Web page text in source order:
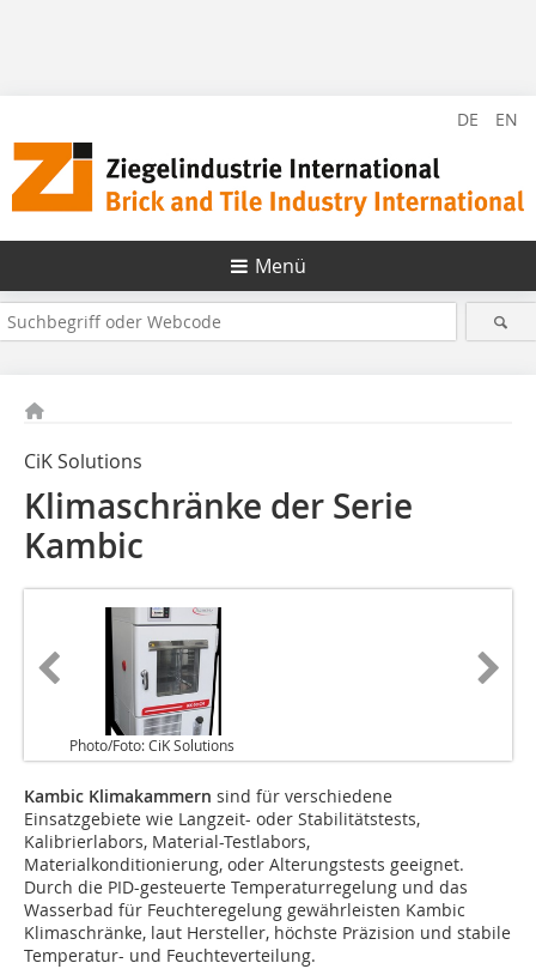
DE EN
Menü
CiK Solutions
Klimaschränke der Serie
Kambic
Photo/Foto: CiK Solutions
Kambic Klimakammern sind für verschiedene
Einsatzgebiete wie Langzeit- oder Stabilitätstests,
Kalibrierlabors, Material-Testlabors,
Materialkonditionierung, oder Alterungstests geeignet.
Durch die PID-gesteuerte Temperaturregelung und das
Wasserbad für Feuchteregelung gewährleisten Kambic
Klimaschränke, laut Hersteller, höchste Präzision und stabile
Temperatur- und Feuchteverteilung.